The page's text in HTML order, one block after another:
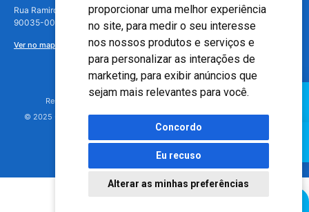
proporcionar uma melhor experiência
no site, para medir o seu interesse
nos nossos produtos e serviços e
para personalizar as interações de
marketing, para exibir anúncios que
sejam mais relevantes para você.
Concordo
Eu recuso
Alterar as minhas preferências
Rua Ramiro Barcelos, 630 – 5º andar – Floresta, Porto Alegre – RS,
90035-001
Ver no mapa
Responsável Técnico: Dr. Luiz Antonio Nasi - CREMERS 11217
© 2025 - Hospital Moinhos de Vento - Registro Empresa (CRM-RS): 425